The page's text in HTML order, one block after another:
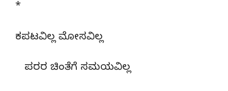
*
ಕಪಟವಿಲ್ಲ ಮೋಸವಿಲ್ಲ
ಪರರ ಚಿಂತೆಗೆ ಸಮಯವಿಲ್ಲ